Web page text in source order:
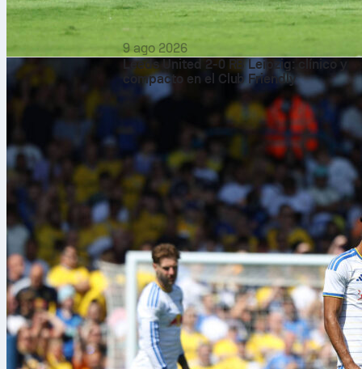
9 ago 2026
Leeds United 2-0 RB Leipzig: clínico y
compacto en el Club Friendly